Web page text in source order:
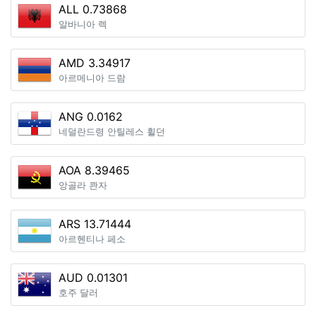
ALL 0.73868
알바니아 렉
AMD 3.34917
아르메니아 드람
ANG 0.0162
네덜란드령 안틸레스 휠던
AOA 8.39465
앙골라 콴자
ARS 13.71444
아르헨티나 페소
AUD 0.01301
호주 달러